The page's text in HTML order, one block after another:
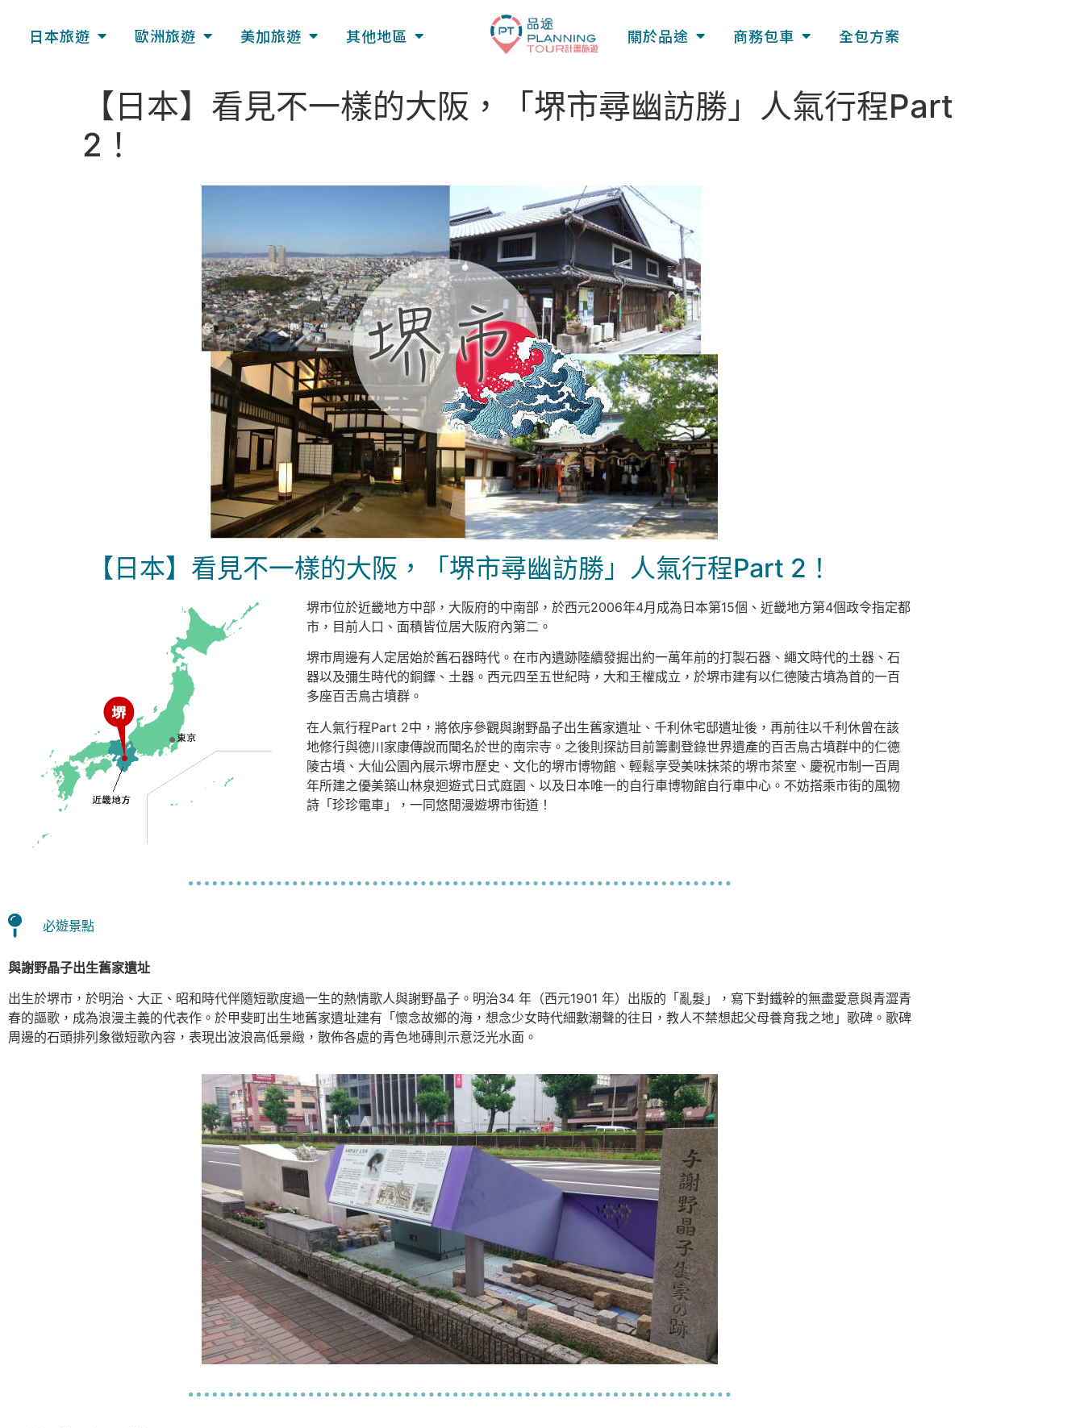
日本旅遊 歐洲旅遊 美加旅遊 其他地區 關於品途 商務包車 全包方案
【日本】看見不一樣的大阪，「堺市尋幽訪勝」人氣行程Part
2！
【日本】看見不一樣的大阪，「堺市尋幽訪勝」人氣行程Part 2！
堺市位於近畿地方中部，大阪府的中南部，於西元2006年4月成為日本第15個、近畿地方第4個政令指定都
市，目前人口、面積皆位居大阪府內第二。
堺市周邊有人定居始於舊石器時代。在市內遺跡陸續發掘出約一萬年前的打製石器、繩文時代的土器、石
器以及彌生時代的銅鐸、土器。西元四至五世紀時，大和王權成立，於堺市建有以仁德陵古墳為首的一百
多座百舌鳥古墳群。
在人氣行程Part 2中，將依序參觀與謝野晶子出生舊家遺址、千利休宅邸遺址後，再前往以千利休曾在該
地修行與德川家康傳說而聞名於世的南宗寺。之後則探訪目前籌劃登錄世界遺產的百舌鳥古墳群中的仁德
陵古墳、大仙公園內展示堺市歷史、文化的堺市博物館、輕鬆享受美味抹茶的堺市茶室、慶祝市制一百周
年所建之優美築山林泉迴遊式日式庭園、以及日本唯一的自行車博物館自行車中心。不妨搭乘市街的風物
詩「珍珍電車」，一同悠閒漫遊堺市街道！
必遊景點
與謝野晶子出生舊家遺址
出生於堺市，於明治、大正、昭和時代伴隨短歌度過一生的熱情歌人與謝野晶子。明治34 年（西元1901 年）出版的「亂髮」，寫下對鐵幹的無盡愛意與青澀青
春的謳歌，成為浪漫主義的代表作。於甲斐町出生地舊家遺址建有「懷念故鄉的海，想念少女時代細數潮聲的往日，教人不禁想起父母養育我之地」歌碑。歌碑
周邊的石頭排列象徵短歌內容，表現出波浪高低景緻，散佈各處的青色地磚則示意泛光水面。